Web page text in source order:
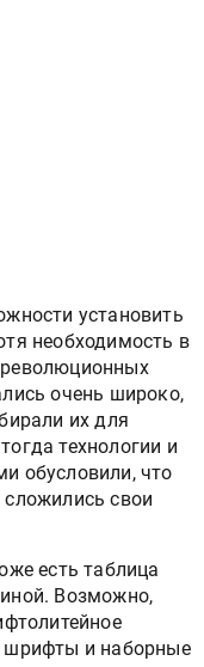
установить
необходимость в
очень широко,
их для
технологии и
обусловили, что
свои
есть таблица
Возможно,
шрифты и наборные